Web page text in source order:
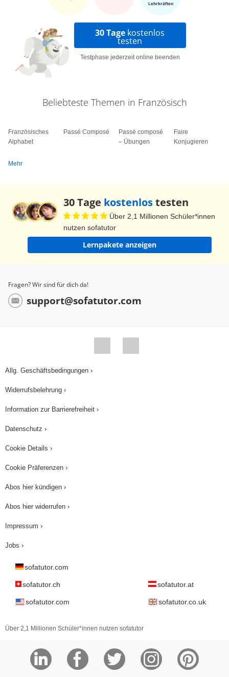
Lehrkräften
30 Tage kostenlos
testen
Testphase jederzeit online beenden
Beliebteste Themen in Französisch
Französisches
Alphabet
Passé Composé
Passé composé
– Übungen
Faire
Konjugieren
Mehr
30 Tage kostenlostesten
Über 2,1 Millionen Schüler*innen
nutzen sofatutor
Lernpakete anzeigen
Fragen? Wir sind für dich da!
support@sofatutor.com
Allg. Geschäftsbedingungen ›
Widerrufsbelehrung ›
Information zur Barrierefreiheit ›
Datenschutz ›
Cookie Details ›
Cookie Präferenzen ›
Abos hier kündigen ›
Abos hier widerrufen ›
Impressum ›
Jobs ›
sofatutor.com
sofatutor.ch sofatutor.at
sofatutor.com sofatutor.co.uk
Über 2,1 Millionen Schüler*innen nutzen sofatutor